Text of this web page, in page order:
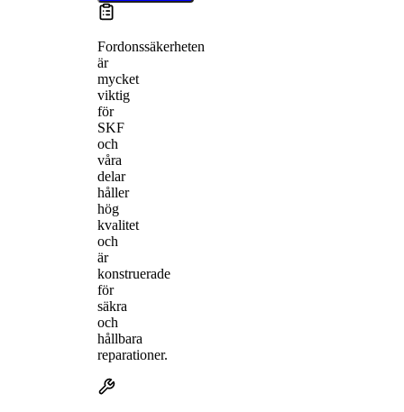
Fordonssäkerheten
är
mycket
viktig
för
SKF
och
våra
delar
håller
hög
kvalitet
och
är
konstruerade
för
säkra
och
hållbara
reparationer.